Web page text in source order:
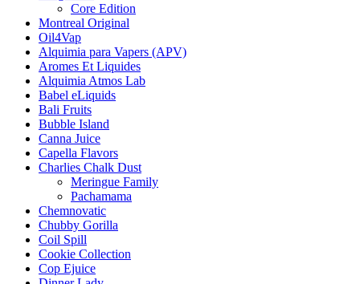
Core Edition
Montreal Original
Oil4Vap
Alquimia para Vapers (APV)
Aromes Et Liquides
Alquimia Atmos Lab
Babel eLiquids
Bali Fruits
Bubble Island
Canna Juice
Capella Flavors
Charlies Chalk Dust
Meringue Family
Pachamama
Chemnovatic
Chubby Gorilla
Coil Spill
Cookie Collection
Cop Ejuice